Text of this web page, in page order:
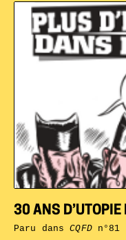
30 ANS D’UTOPIE
Paru dansCQFDn°81